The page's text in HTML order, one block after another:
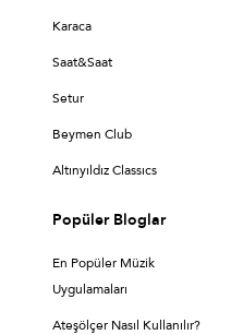
Karaca
Saat&Saat
Setur
Beymen Club
Altınyıldız Classıcs
Popüler Bloglar
En Popüler Müzik
Uygulamaları
Ateşölçer Nasıl Kullanılır?